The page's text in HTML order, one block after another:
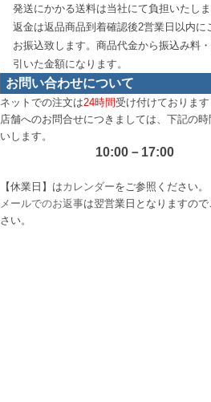
発送にかかる送料は当社にて負担いたしま
返金は返品商品到着確認後2営業日以内に
お振込致します。商品代金から振込み料
引いた金額になります。
お問い合わせについて
ネットでの注文は24時間受け付けております
店舗へのお問合せにつきましては、下記の
いします。
10:00－17:00
【休業日】は カレンダーをご参照ください。
メールでのお返事は翌営業日となりますの
さい。